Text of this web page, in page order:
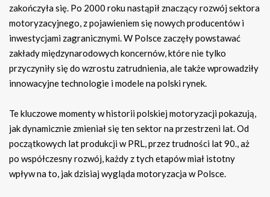
zakończyła się. Po 2000 roku nastąpił znaczący rozwój sektora
motoryzacyjnego, z pojawieniem się nowych producentów i
inwestycjami zagranicznymi. W Polsce zaczęły powstawać
zakłady międzynarodowych koncernów, które nie tylko
przyczyniły się do wzrostu zatrudnienia, ale także wprowadziły
innowacyjne technologie i modele na polski rynek.
Te kluczowe momenty w historii polskiej motoryzacji pokazują,
jak dynamicznie zmieniał się ten sektor na przestrzeni lat. Od
początkowych lat produkcji w PRL, przez trudności lat 90., aż
po współczesny rozwój, każdy z tych etapów miał istotny
wpływ na to, jak dzisiaj wygląda motoryzacja w Polsce.